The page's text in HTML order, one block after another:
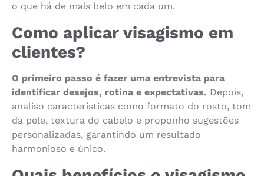
o que há de mais belo em cada um.
Como aplicar visagismo em
clientes?
O primeiro passo é fazer uma entrevista para
identificar desejos, rotina e expectativas. Depois,
analiso características como formato do rosto, tom
da pele, textura do cabelo e proponho sugestões
personalizadas, garantindo um resultado
harmonioso e único.